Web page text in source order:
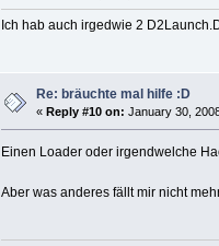
Ich hab auch irgedwie 2
Re: bräuchte mal hilfe :D
« Reply #10 on: January 30,
Einen Loader oder irgendwelche
Aber was anderes fällt mir nicht